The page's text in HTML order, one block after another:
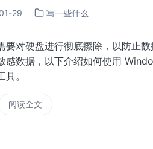
29 写一些什么
对硬盘进行彻底擦除，以防止
感数据，以下介绍如何使用
。
阅读全文